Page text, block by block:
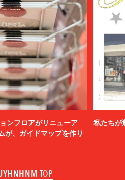
ンフロアがリニューア
、ガイドマップを作り
私たちが
TOP